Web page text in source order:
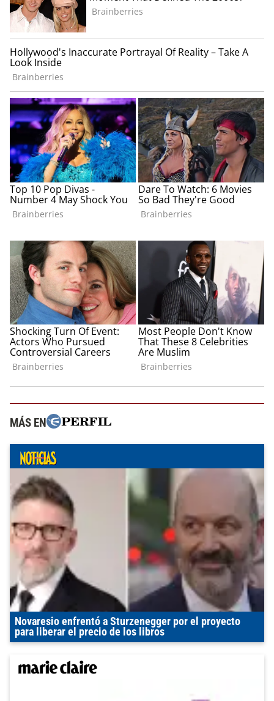
MÁS EN
Novaresio enfrentó a Sturzenegger por el proyecto
para liberar el precio de los libros